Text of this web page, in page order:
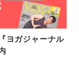
ヨガジャーナル